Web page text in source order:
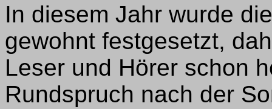
In diesem Jahr wurde
gewohnt festgesetzt,
Leser und Hörer schon
Rundspruch nach der